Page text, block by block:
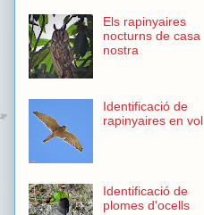
Els rapinyaires
nocturns de casa
nostra
Identificació de
rapinyaires en vol
Identificació de
plomes d'ocells